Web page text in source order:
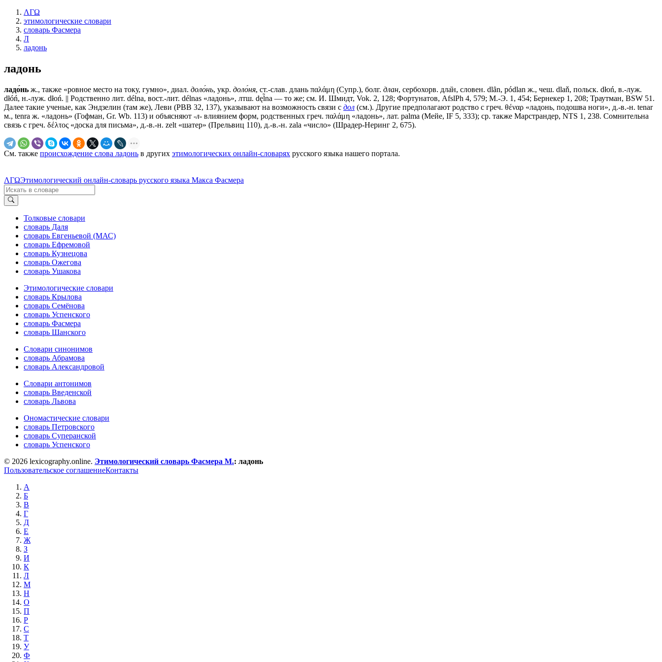
ΛΓΩ
этимологические словари
словарь Фасмера
Л
ладонь
ладонь
ладо́нь ж., также «ровное место на току, гумно», диал. доло́нь, укр. доло́ня, ст.-слав. длань παλάμη (Супр.), болг. длан, сербохорв. дла̏н, словен. dlȃn, pódlan ж., чеш. dlaň, польск. dłoń, в.-луж.
dłóń, н.-луж. dłoń. || Родственно лит. délna, вост.-лит. délnas «ладонь», лтш. dęl̃nа — то же; см. И. Шмидт, Vok. 2, 128; Фортунатов, AfslPh 4, 579; М.-Э. 1, 454; Бернекер 1, 208; Траутман, ВSW 51.
Далее такие ученые, как Эндзелин (там же), Леви (РВВ 32, 137), указывают на возможность связи с дол (см.). Другие предполагают родство с греч. θέναρ «ладонь, подошва ноги», д.-в.-н. tеnаr
м., tenra ж. «ладонь» (Гофман, Gr. Wb. 113) и объясняют -л- влиянием форм, родственных греч. παλάμη «ладонь», лат. раlmа (Мейе, IF 5, 333); ср. также Марстрандер, NТS 1, 238. Сомнительна
связь с греч. δέλτος «доска для письма», д.-в.-н. zelt «шатер» (Прельвиц 110), д.-в.-н. zala «число» (Шрадер-Неринг 2, 675).
См. также происхождение слова ладонь в других этимологических онлайн-словарях русского языка нашего портала.
ΛΓΩЭтимологический онлайн-словарь русского языка Макса Фасмера
Толковые словари
словарь Даля
словарь Евгеньевой (МАС)
словарь Ефремовой
словарь Кузнецова
словарь Ожегова
словарь Ушакова
Этимологические словари
словарь Крылова
словарь Семёнова
словарь Успенского
словарь Фасмера
словарь Шанского
Словари синонимов
словарь Абрамова
словарь Александровой
Словари антонимов
словарь Введенской
словарь Львова
Ономастические словари
словарь Петровского
словарь Суперанской
словарь Успенского
© 2026 lexicography.online. Этимологический словарь Фасмера М.: ладонь
Пользовательское соглашениеКонтакты
А
Б
В
Г
Д
Е
Ж
З
И
К
Л
М
Н
О
П
Р
С
Т
У
Ф